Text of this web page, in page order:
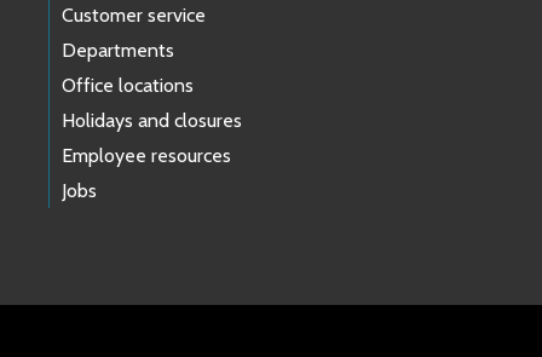
Customer service
Departments
Office locations
Holidays and closures
Employee resources
Jobs